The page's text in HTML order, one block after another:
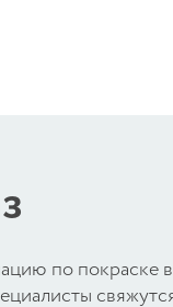
по покраске